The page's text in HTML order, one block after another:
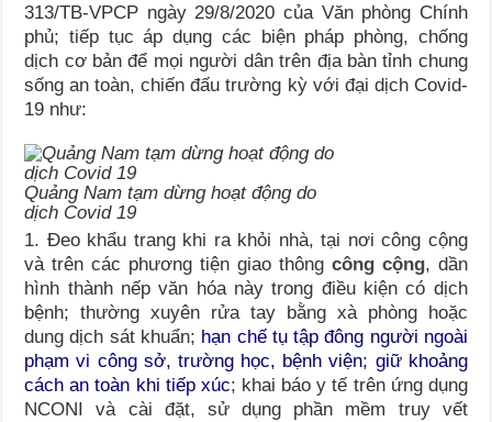
313/TB-VPCP ngày 29/8/2020 của Văn phòng Chính
phủ; tiếp tục áp dụng các biện pháp phòng, chống
dịch cơ bản để mọi người dân trên địa bàn tỉnh chung
sống an toàn, chiến đấu trường kỳ với đại dịch Covid-
19 như:
Quảng Nam tạm dừng hoạt động do
dịch Covid 19
1. Đeo khẩu trang khi ra khỏi nhà, tại nơi công cộng
và trên các phương tiện giao thông công cộng, dần
hình thành nếp văn hóa này trong điều kiện có dịch
bệnh; thường xuyên rửa tay bằng xà phòng hoặc
dung dịch sát khuẩn; hạn chế tụ tập đông người ngoài
phạm vi công sở, trường học, bệnh viện; giữ khoảng
cách an toàn khi tiếp xúc; khai báo y tế trên ứng dụng
NCONI và cài đặt, sử dụng phần mềm truy vết